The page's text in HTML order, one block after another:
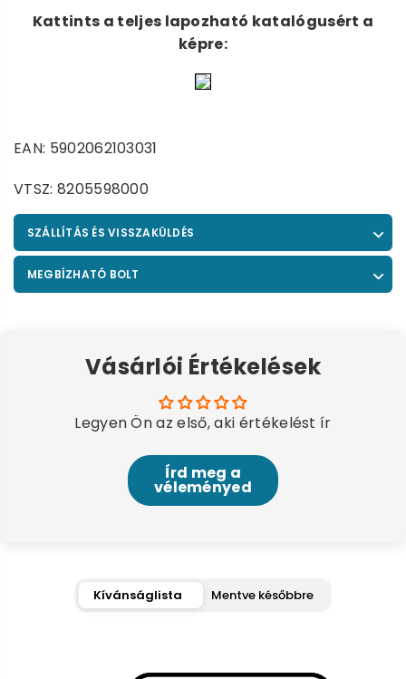
Kattints a teljes lapozható katalógusért a
képre:
EAN: 5902062103031
VTSZ: 8205598000
SZÁLLÍTÁS ÉS VISSZAKÜLDÉS
MEGBÍZHATÓ BOLT
Vásárlói Értékelések
Legyen Ön az első, aki értékelést ír
Írd meg a
véleményed
Kívánságlista Mentve későbbre